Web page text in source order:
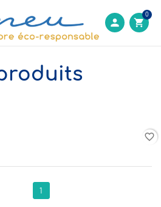
person shopping_cart
0
1
favorite_border